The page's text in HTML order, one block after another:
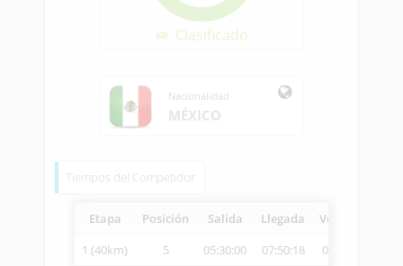
Clasificado
Nacionalidad
MÉXICO
Tiempos del Competidor
Etapa Posición Salida Llegada Vetcheck
1 (40km)
5 05:30:00 07:50:18 07:51:24